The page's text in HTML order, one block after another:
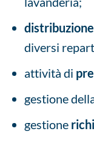
distribuzione
diversi
attività di
gestione
gestione